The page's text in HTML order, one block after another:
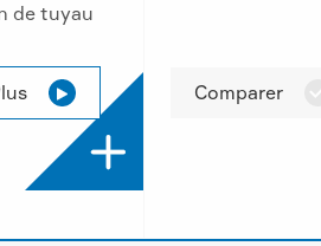
de tuyau


Comparer